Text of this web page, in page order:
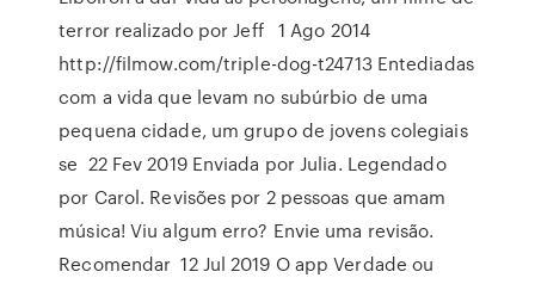
terror realizado por Jeff 1 Ago 2014
http://filmow.com/triple-dog-t24713 Entediadas
com a vida que levam no subúrbio de uma
pequena cidade, um grupo de jovens colegiais
se 22 Fev 2019 Enviada por Julia. Legendado
por Carol. Revisões por 2 pessoas que amam
música! Viu algum erro? Envie uma revisão.
Recomendar 12 Jul 2019 O app Verdade ou